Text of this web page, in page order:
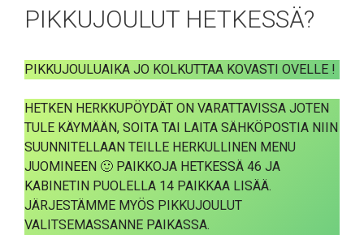
PIKKUJOULUT HETKESSÄ?
PIKKUJOULUAIKA JO KOLKUTTAA KOVASTI OVELLE !
HETKEN HERKKUPÖYDÄT ON VARATTAVISSA JOTEN
TULE KÄYMÄÄN, SOITA TAI LAITA SÄHKÖPOSTIA NIIN
SUUNNITELLAAN TEILLE HERKULLINEN MENU
JUOMINEEN 🙂 PAIKKOJA HETKESSÄ 46 JA
KABINETIN PUOLELLA 14 PAIKKAA LISÄÄ.
JÄRJESTÄMME MYÖS PIKKUJOULUT
VALITSEMASSANNE PAIKASSA.